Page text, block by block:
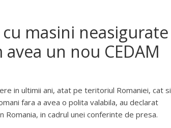
masini neasigurate
un nou CEDAM
in ultimii ani, atat pe teritoriul Romaniei, cat si
fara a avea o polita valabila, au declarat
in cadrul unei conferinte de presa.